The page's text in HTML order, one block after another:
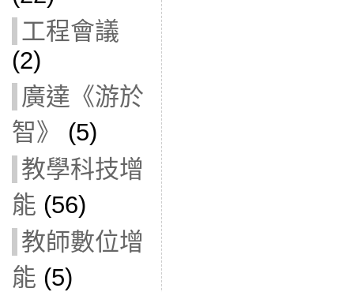
工程會議
(2)
廣達《游於
智》
(5)
教學科技增
能 (56)
教師數位增
能 (5)